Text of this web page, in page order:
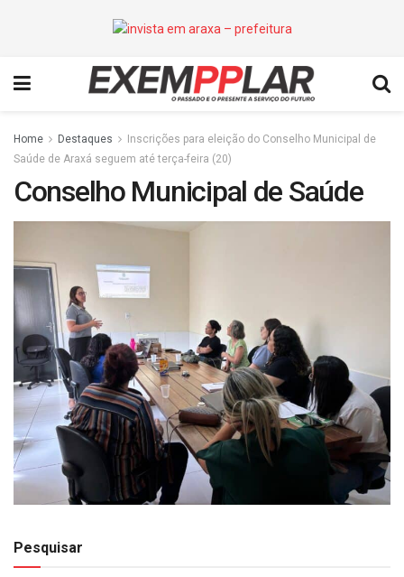
Home Destaques
Inscrições para eleição do Conselho Municipal de
Saúde de Araxá seguem até terça-feira (20)
Conselho Municipal de Saúde
Pesquisar